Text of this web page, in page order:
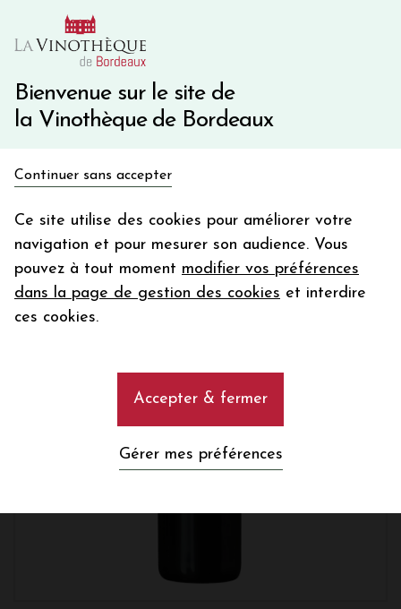
Bienvenue sur le site de
la Vinothèque de Bordeaux
Continuer sans accepter
Ce site utilise des cookies pour améliorer votre
navigation et pour mesurer son audience. Vous
pouvez à tout moment modifier vos préférences
dans la page de gestion des cookies et interdire
ces cookies.
Accepter & fermer
Gérer mes préférences
10€ de remise immédiate sur votre première commande
Une question ?
en bon d'achat
Votre
email
En m’abonnant, j’accepte de recevoir la newsletter de la